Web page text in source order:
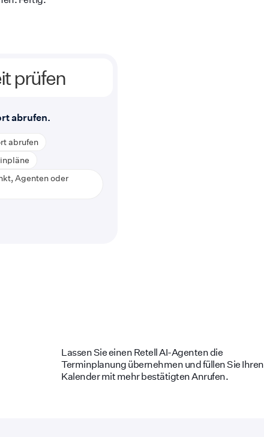
prüfen
abrufen.
abrufen
Agenten oder
Lassen Sie einen Retell AI-Agenten die
Terminplanung übernehmen und füllen Sie Ihren
Kalender mit mehr bestätigten Anrufen.